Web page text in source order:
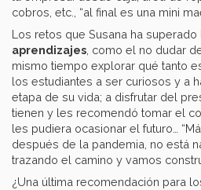
cobros, etc., “al final es una mini
Los retos que Susana ha
aprendizajes , como el no dudar
mismo tiempo explorar qué tanto
los estudiantes a ser curiosos y a
etapa de su vida; a disfrutar del
tienen y les recomendó tomar el
les pudiera ocasionar el futuro…
después de la pandemia, no está
trazando el camino y vamos
¿Una última recomendación para